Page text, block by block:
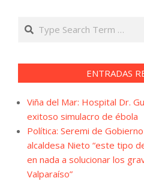
Search
ENTRADAS
Viña del Mar: Hospital Dr.
exitoso simulacro de ébola
Política: Seremi de
alcaldesa Nieto “este tipo
en nada a solucionar los
Valparaíso”